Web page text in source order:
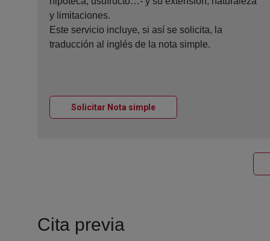
y limitaciones.
Este servicio incluye, si así se solicita, la
traducción al inglés de la nota simple.
Solicitar Nota simpleVentana nueva
Cita previa